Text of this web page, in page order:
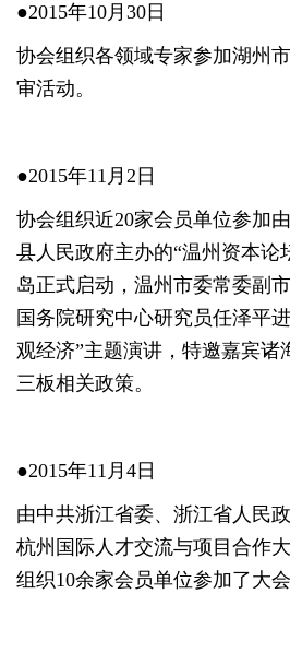
●2015年10月30日
协会组织各领域专家参加湖州
审活动。
●2015年11月2日
协会组织近20家会员单位参加
县人民政府主办的“温州资本论
岛正式启动，温州市委常委副
国务院研究中心研究员任泽平
观经济”主题演讲，特邀嘉宾诸
三板相关政策。
●2015年11月4日
由中共浙江省委、浙江省人民
杭州国际人才交流与项目合作
组织10余家会员单位参加了大会